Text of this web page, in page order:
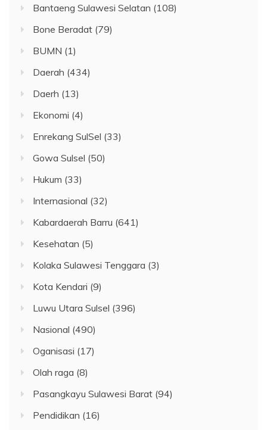
Bantaeng Sulawesi Selatan (108)
Bone Beradat (79)
BUMN (1)
Daerah (434)
Daerh (13)
Ekonomi (4)
Enrekang SulSel (33)
Gowa Sulsel (50)
Hukum (33)
Internasional (32)
Kabardaerah Barru (641)
Kesehatan (5)
Kolaka Sulawesi Tenggara (3)
Kota Kendari (9)
Luwu Utara Sulsel (396)
Nasional (490)
Oganisasi (17)
Olah raga (8)
Pasangkayu Sulawesi Barat (94)
Pendidikan (16)